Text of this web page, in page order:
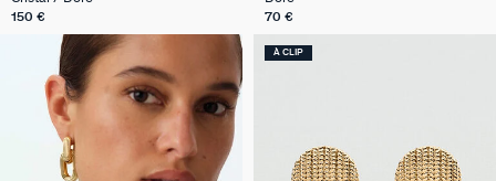
150 € 70 €
À CLIP